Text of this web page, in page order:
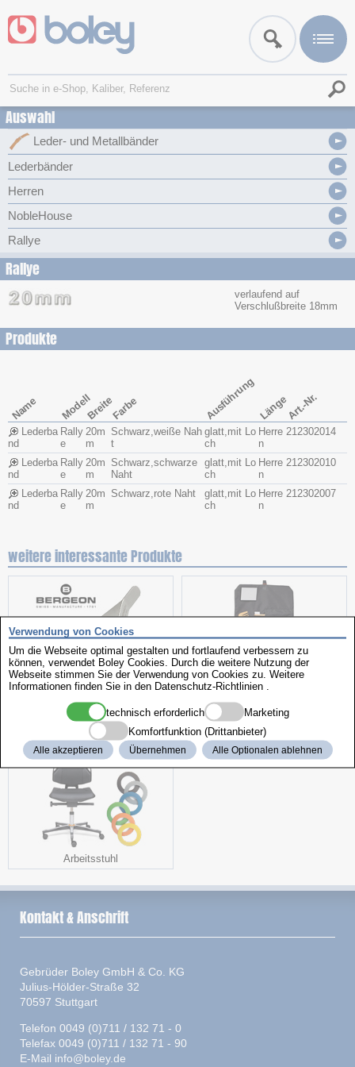
Auswahl
Leder- und Metallbänder
Lederbänder
Herren
NobleHouse
Rallye
Rallye
verlaufend auf
Verschlußbreite 18mm
Produkte
Name ModellBreiteFarbe AusführungLängeArt.-Nr.
Lederba
nd
Rally
e
20m
m
Schwarz,weiße Nah
t
glatt,mit Lo
ch
Herre
n
212302014
Lederba
nd
Rally
e
20m
m
Schwarz,schwarze
Naht
glatt,mit Lo
ch
Herre
n
212302010
Lederba
nd
Rally
e
20m
m
Schwarz,rote Naht
glatt,mit Lo
ch
Herre
n
212302007
weitere interessante Produkte
Federsteg-Kornzange Kulturbeutel
Arbeitsstuhl
Verwendung von Cookies
Um die Webseite optimal gestalten und fortlaufend verbessern zu
können, verwendet Boley Cookies. Durch die weitere Nutzung der
Webseite stimmen Sie der Verwendung von Cookies zu. Weitere
Informationen finden Sie in den Datenschutz-Richtlinien
technisch erforderlich
Marketing
Komfortfunktion (Drittanbieter)
Alle akzeptieren Übernehmen Alle Optionalen ablehnen
Kontakt & Anschrift
Gebrüder Boley GmbH & Co. KG
Julius-Hölder-Straße 32
70597 Stuttgart
Telefon 0049 (0)711 / 132 71 - 0
Telefax 0049 (0)711 / 132 71 - 90
E-Mail info@boley.de